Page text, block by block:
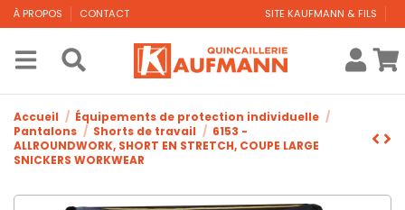
À PROPOS CONTACT SITE KAUFMANN & FILS
Accueil
Équipements de protection individuelle
Pantalons
Shorts de travail
6153 -
ALLROUNDWORK, SHORT EN STRETCH, COUPE LARGE
SNICKERS WORKWEAR